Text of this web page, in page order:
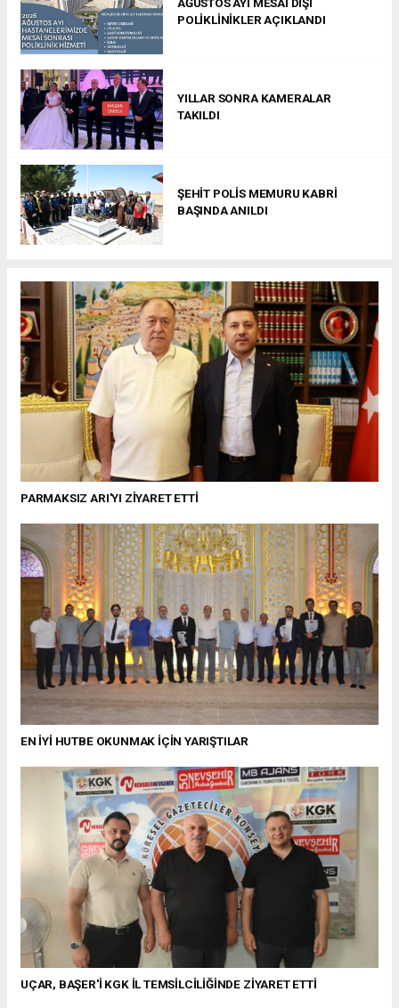
POLİKLİNİKLER AÇIKLANDI
YILLAR SONRA KAMERALAR
TAKILDI
ŞEHİT POLİS MEMURU KABRİ
BAŞINDA ANILDI
PARMAKSIZ ARI'YI ZİYARET ETTİ
EN İYİ HUTBE OKUNMAK İÇİN YARIŞTILAR
UÇAR, BAŞER'İ KGK İL TEMSİLCİLİĞİNDE ZİYARET ETTİ